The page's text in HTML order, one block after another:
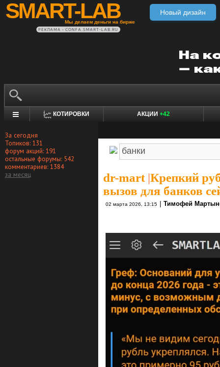
SMART-LAB
Мы делаем деньги на бирже
Новый дизайн
РЕКЛАМА • CONFA.SMART-LAB.RU
КОТИРОВКИ АКЦИИ +42
За сегодня
Топиков: 131
форум акций: 191
остальные форумы: 542
комментариев: 1384
за месяц
dr-mart|Крепкий
вызов для банков
02 марта 2026, 13:15 Тимофей